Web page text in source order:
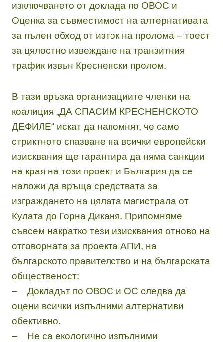
изключването от доклада по ОВОС и
Оценка за съвместимост на алтернативата
за пълен обход от изток на пролома – тоест
за цялостно извеждане на транзитния
трафик извън Кресненски пролом.
В тази връзка организациите членки на
коалиция „ДА СПАСИМ КРЕСНЕНСКОТО
ДЕФИЛЕ“ искат да напомнят, че само
стриктното спазване на всички европейски
изисквания ще гарантира да няма санкции
на края на този проект и България да се
наложи да връща средствата за
изграждането на цялата магистрала от
Кулата до Горна Диканя. Припомняме
съвсем накратко тези изисквания отново на
отговорната за проекта АПИ, на
българското правителство и на българската
общественост:
– Докладът по ОВОС и ОС следва да
оцени всички изпълними алтернативи
обективно.
– Не са екологично изпълними